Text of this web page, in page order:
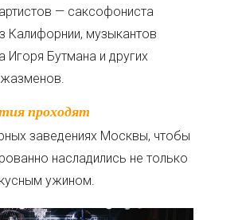
— саксофониста
Калифорнии, музыкантов
Игоря Бутмана и других
заведениях Москвы, чтобы
насладились не только
ужином.